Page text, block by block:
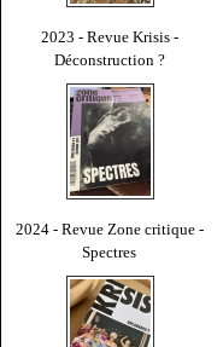
2023 - Revue Krisis -
Déconstruction ?
2024 - Revue Zone critique -
Spectres